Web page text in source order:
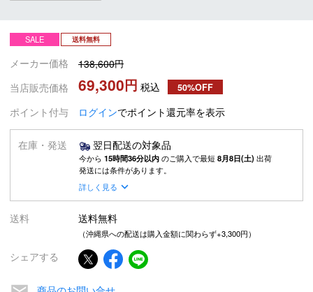
SALE 送料無料
メーカー価格
138,600
当店販売価格
69,300 税込 50%OFF
ポイント付与 ログインでポイント還元率を表示
在庫・発送 翌日配送の対象品
今から 15時間36分以内のご購入で最短8月8日(土)出荷
発送には条件があります。
詳しく見る
送料 送料無料
（沖縄県への配送は購入金額に関わらず+3,300円）
シェアする